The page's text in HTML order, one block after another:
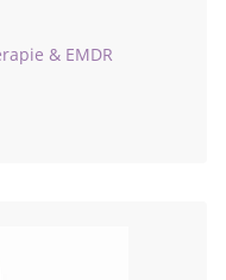
& EMDR